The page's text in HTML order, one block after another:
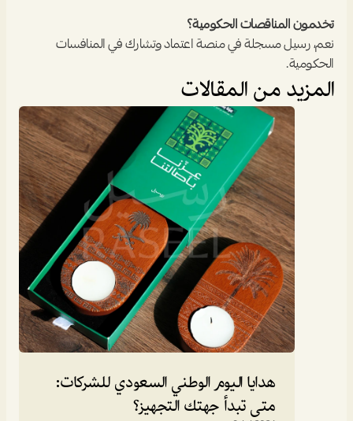
تخدمون المناقصات الحكومية؟
الحكومية.
المزيد من المقالات
متى تبدأ جهتك التجهيز؟